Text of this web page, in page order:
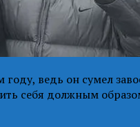
ведь он сумел
себя должным